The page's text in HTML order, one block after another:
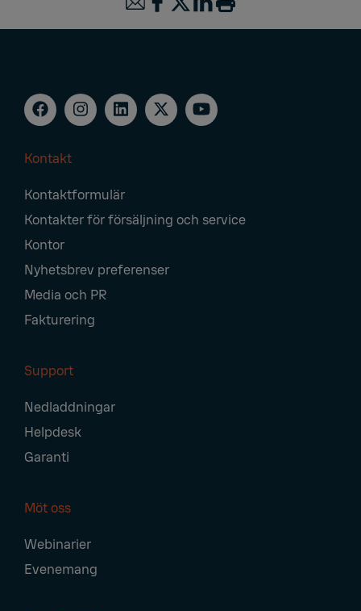
Navigation
Kontakt
Kontaktformulär
Kontakter för försäljning och service
Kontor
Nyhetsbrev preferenser
Media och PR
Fakturering
Support
Nedladdningar
Helpdesk
Garanti
Möt oss
Webinarier
Evenemang